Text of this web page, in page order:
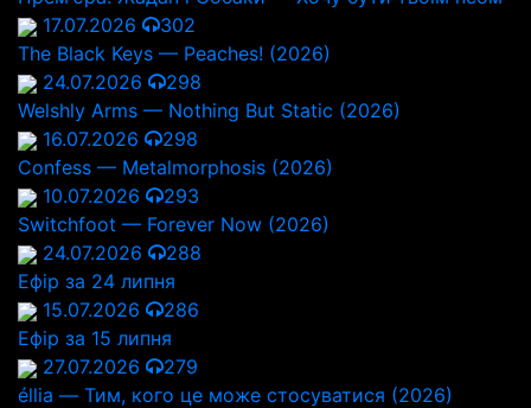
17.07.2026
302
The Black Keys — Peaches! (2026)
24.07.2026
298
Welshly Arms — Nothing But Static (2026)
16.07.2026
298
Confess — Metalmorphosis (2026)
10.07.2026
293
Switchfoot — Forever Now (2026)
24.07.2026
288
Ефір за 24 липня
15.07.2026
286
Ефір за 15 липня
27.07.2026
279
éllia — Тим, кого це може стосуватися (2026)